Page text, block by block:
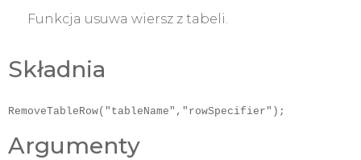
Funkcja usuwa wiersz z tabeli.
Składnia
RemoveTableRow("tableName","rowSpecifier");
Argumenty